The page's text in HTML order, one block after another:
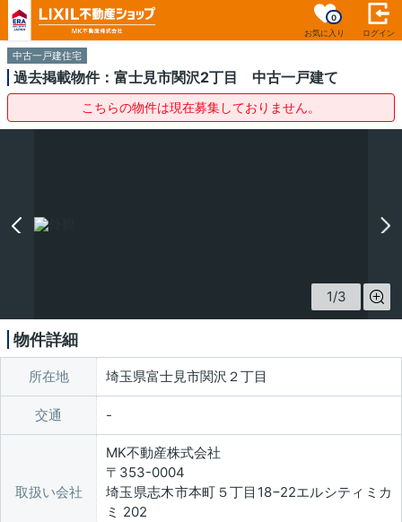
お気に入り
0
ログイン
中古一戸建住宅
過去掲載物件：富士見市関沢2丁目 中古一戸建て
こちらの物件は現在募集しておりません。
1/3
物件詳細
所在地 埼玉県富士見市関沢２丁目
交通
取扱い会社
MK不動産株式会社
〒353-0004
埼玉県志木市本町５丁目18−22エルシティミカ
ミ 202